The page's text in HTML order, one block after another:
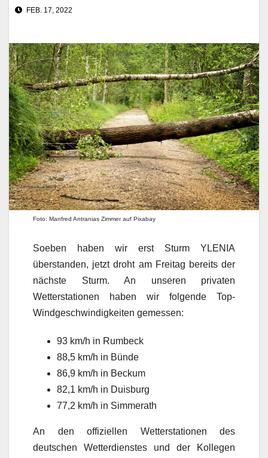
FEB. 17, 2022
Foto: Manfred Antranias Zimmer auf Pixabay
Soeben haben wir erst Sturm YLENIA
überstanden, jetzt droht am Freitag bereits der
nächste Sturm. An unseren privaten
Wetterstationen haben wir folgende Top-
Windgeschwindigkeiten gemessen:
93 km/h in Rumbeck
88,5 km/h in Bünde
86,9 km/h in Beckum
82,1 km/h in Duisburg
77,2 km/h in Simmerath
An den offiziellen Wetterstationen des
deutschen Wetterdienstes und der Kollegen